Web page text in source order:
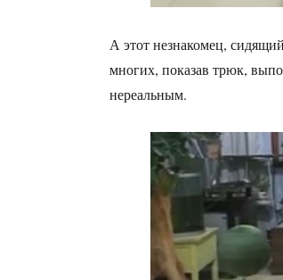
А этот незнакомец,
многих, показав трюк,
нереальным.